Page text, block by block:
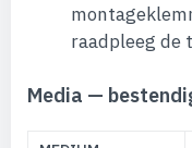
raadpleeg de
Media —